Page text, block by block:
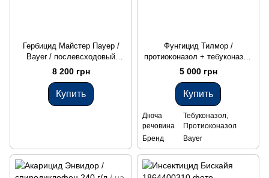
Гербицид Майстер Пауер /
Bayer / послевсходовый
гербицид на кукурузу
8 200 грн
Купить
Фунгицид Тилмор /
протиоконазол + тебуконазол
/ на пшеницу, рапс
5 000 грн
Купить
Діюча
речовина
Тебуконазол,
Протиоконазол
Бренд
Bayer